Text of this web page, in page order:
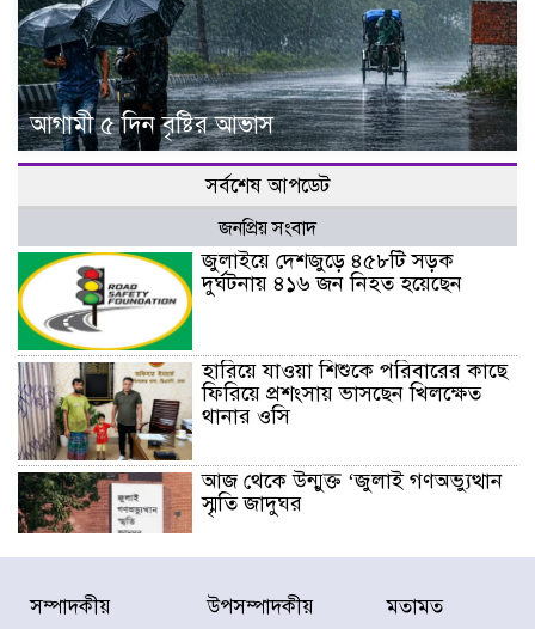
আগামী ৫ দিন বৃষ্টির আভাস
সর্বশেষ আপডেট
জনপ্রিয় সংবাদ
জুলাইয়ে দেশজুড়ে ৪৫৮টি সড়ক
দুর্ঘটনায় ৪১৬ জন নিহত হয়েছেন
হারিয়ে যাওয়া শিশুকে পরিবারের কাছে
ফিরিয়ে প্রশংসায় ভাসছেন খিলক্ষেত
থানার ওসি
আজ থেকে উন্মুক্ত ‘জুলাই গণঅভ্যুত্থান
স্মৃতি জাদুঘর
রাজধানীর উত্তরা আঞ্চলিক পাসপোর্ট
অফিসের সামনে দালাল চক্রের ১৩ জন
সম্পাদকীয় উপসম্পাদকীয় মতামত